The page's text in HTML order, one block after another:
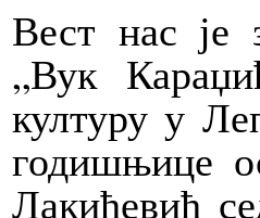
Вест нас је
„Вук
културу у
годишњице
Лакићевић